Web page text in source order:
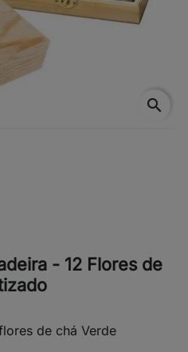
search
- 12 Flores de
de chá Verde